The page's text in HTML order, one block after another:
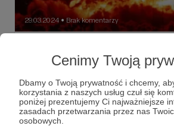
Cenimy Twoją
Dbamy o Twoją prywatność i chcemy,
korzystania z naszych usług czuł się
poniżej prezentujemy Ci najważniejsze
zasadach przetwarzania przez nas
osobowych.
29.03.2024 ● Brak komentarzy
Premiera na Patronite! Zapraszam do
części mojego opowiadania pt.
w którym Rosja i NATO poszły na
mam nadzieję, NIE-profetyczna.
"Zaniechanie" wojna NATO-rosja
+5